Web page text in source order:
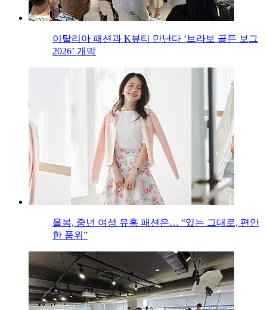
이탈리아 패션과 K뷰티 만난다 ‘브라보 골든 보그
2026’ 개막
올봄, 중년 여성 유혹 패션은… “있는 그대로, 편안
한 품위”